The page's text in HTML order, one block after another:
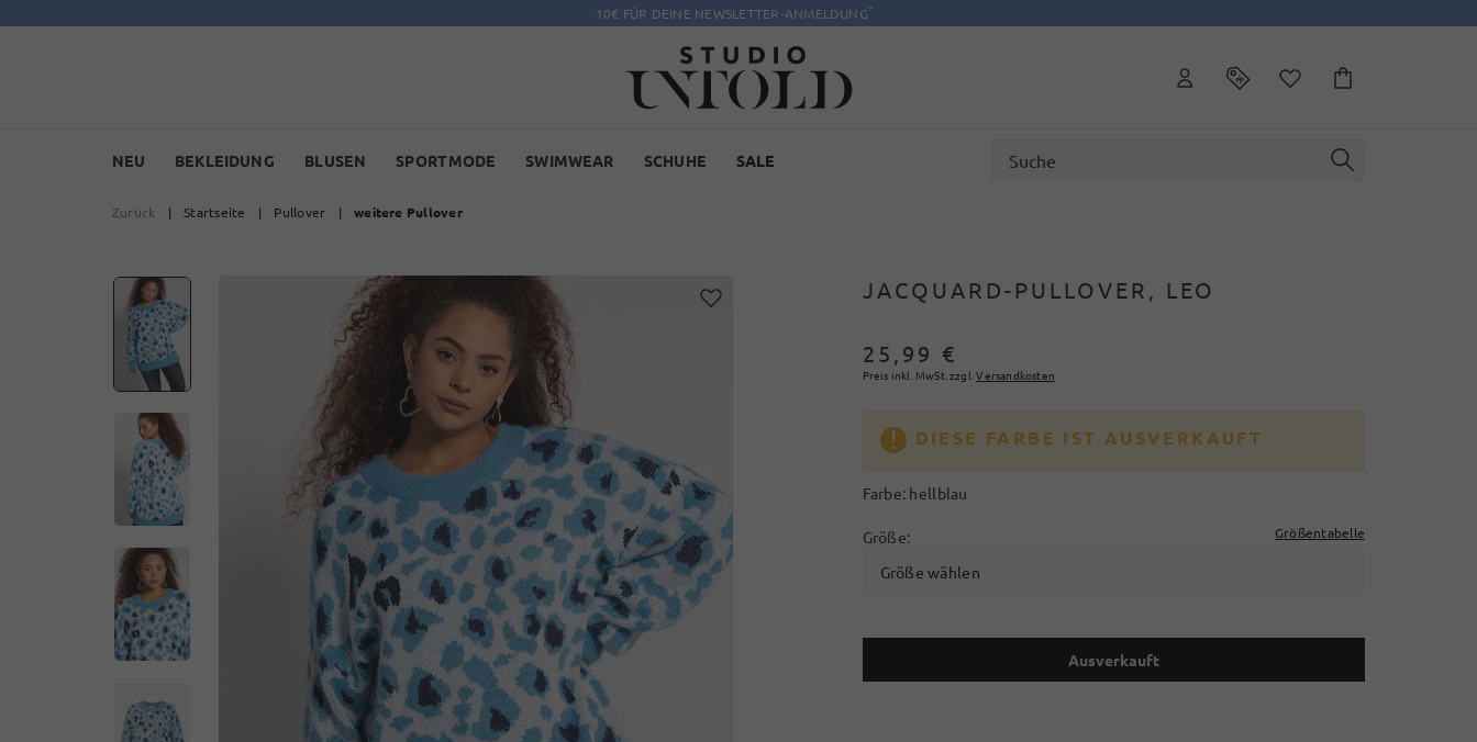
10€ FÜR DEINE NEWSLETTER-ANMELDUNG*
NEU BEKLEIDUNG BLUSEN SPORTMODE SWIMWEAR SCHUHE SALE
Zurück | Startseite | Pullover | weitere Pullover
JACQUARD-PULLOVER, LEO
25,99 €
Preis inkl. MwSt. zzgl.Versandkosten
DIESE FARBE IST AUSVERKAUFT
Farbe: hellblau
Größe: Größentabelle
Größe wählen
Ausverkauft